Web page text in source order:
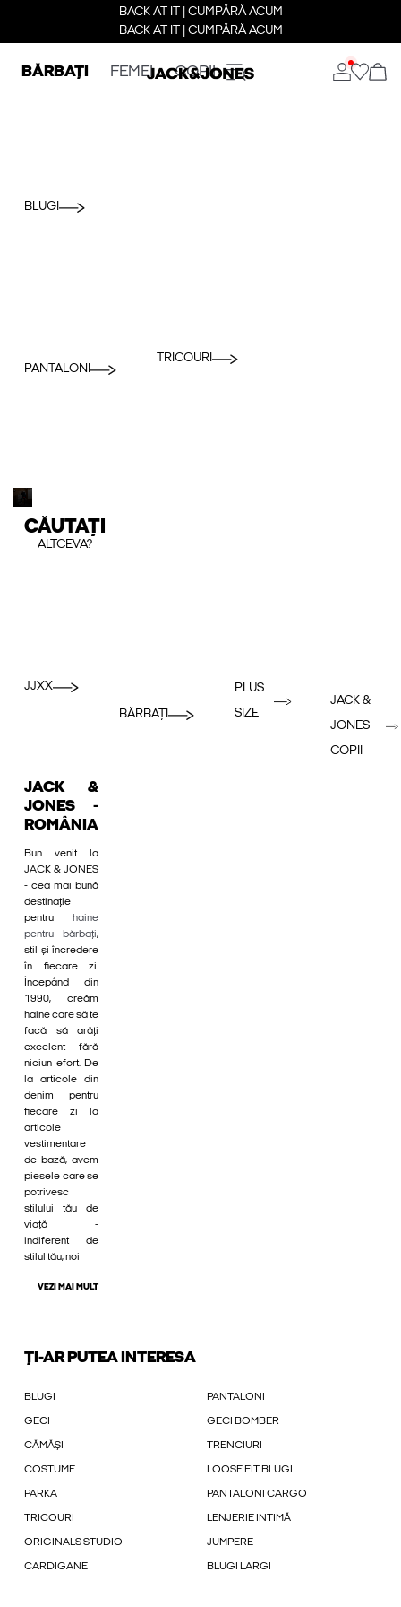
BACK AT IT | CUMPĂRĂ ACUM
BACK AT IT | CUMPĂRĂ ACUM
BĂRBAȚI FEMEI COPII
BLUGI
PANTALONI
TRICOURI
CĂUTAȚI
ALTCEVA?
JJXX
BĂRBAȚI
PLUS
SIZE
JACK &
JONES
COPII
JACK &
JONES -
ROMÂNIA
Bun venit la
JACK & JONES
- cea mai bună
destinație
pentru haine
pentru bărbați,
stil și încredere
în fiecare zi.
Începând din
1990, creăm
haine care să te
facă să arăți
excelent fără
niciun efort. De
la articole din
denim pentru
fiecare zi la
articole
vestimentare
de bază, avem
piesele care se
potrivesc
stilului tău de
viață -
indiferent de
stilul tău, noi
VEZI MAI MULT
ȚI-AR PUTEA INTERESA
BLUGI PANTALONI
GECI GECI BOMBER
CĂMĂȘI TRENCIURI
COSTUME LOOSE FIT BLUGI
PARKA PANTALONI CARGO
TRICOURI LENJERIE INTIMĂ
ORIGINALS STUDIO JUMPERE
CARDIGANE BLUGI LARGI